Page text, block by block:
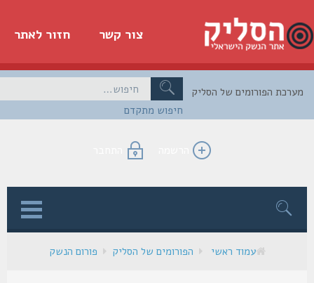
חזור לאתר צור קשר
חיפוש מתקדם
הפורומים של הסליק
הרשמה התחבר
עמוד ראשי הפורומים של הסליק פורום הנשק